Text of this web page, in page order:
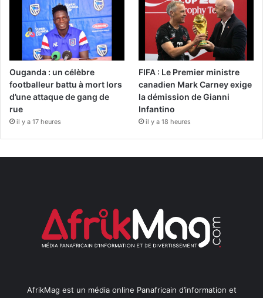
Ouganda : un célèbre
footballeur battu à mort lors
d’une attaque de gang de
rue
il y a 17 heures
FIFA : Le Premier ministre
canadien Mark Carney exige
la démission de Gianni
Infantino
il y a 18 heures
AfrikMag est un média online Panafricain d’information et